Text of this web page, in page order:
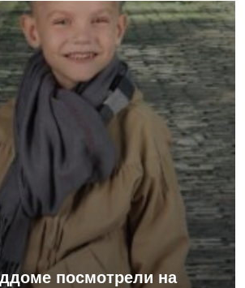
посмотрели на